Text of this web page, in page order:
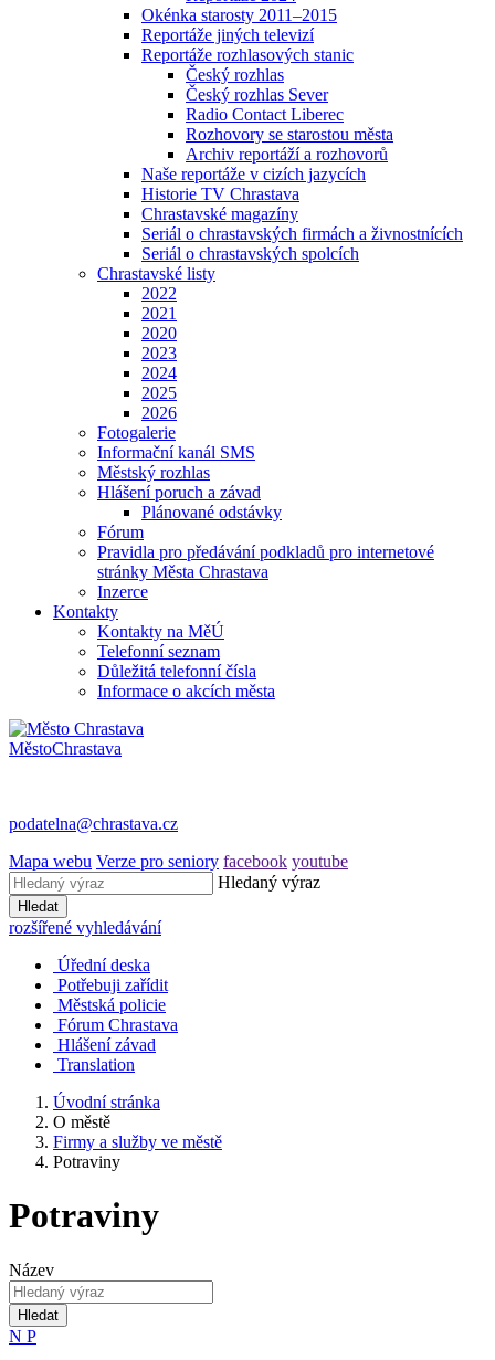
Okénka starosty 2011–2015
Reportáže jiných televizí
Reportáže rozhlasových stanic
Český rozhlas
Český rozhlas Sever
Radio Contact Liberec
Rozhovory se starostou města
Archiv reportáží a rozhovorů
Naše reportáže v cizích jazycích
Historie TV Chrastava
Chrastavské magazíny
Seriál o chrastavských firmách a živnostnících
Seriál o chrastavských spolcích
Chrastavské listy
2022
2021
2020
2023
2024
2025
2026
Fotogalerie
Informační kanál SMS
Městský rozhlas
Hlášení poruch a závad
Plánované odstávky
Fórum
Pravidla pro předávání podkladů pro internetové
stránky Města Chrastava
Inzerce
Kontakty
Kontakty na MěÚ
Telefonní seznam
Důležitá telefonní čísla
Informace o akcích města
MěstoChrastava
podatelna@chrastava.cz
Mapa webu Verze pro seniory facebook youtube
Hledaný výraz
Hledat
rozšířené vyhledávání
Úřední deska
Potřebuji zařídit
Městská policie
Fórum Chrastava
Hlášení závad
Translation
Úvodní stránka
O městě
Firmy a služby ve městě
Potraviny
Potraviny
Název
Hledat
N P